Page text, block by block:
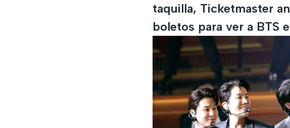
taquilla, Ticketmaster
boletos para ver a BTS